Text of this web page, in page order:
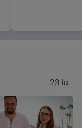
23 iul.